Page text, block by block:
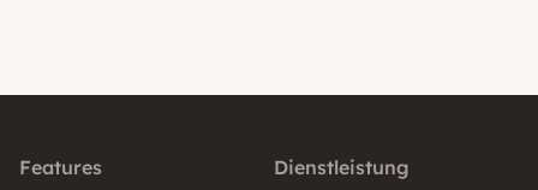
Features Dienstleistung